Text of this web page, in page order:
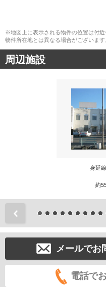
※地図上に表示される物件の位置は付
物件所在地とは異なる場合がございます
周辺施設
身延
約
メールでお
電話で